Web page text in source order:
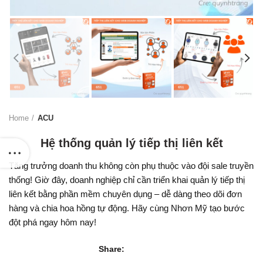
Home ACU
Hệ thống quản lý tiếp thị liên kết
Tăng trưởng doanh thu không còn phụ thuộc vào đội sale truyền
thống! Giờ đây, doanh nghiệp chỉ cần triển khai quản lý tiếp thị
liên kết bằng phần mềm chuyên dụng – dễ dàng theo dõi đơn
hàng và chia hoa hồng tự động. Hãy cùng Nhơn Mỹ tạo bước
đột phá ngay hôm nay!
Share